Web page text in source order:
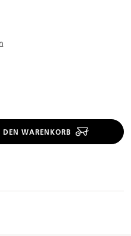
DEN WARENKORB